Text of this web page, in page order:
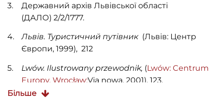
Державний архів Львівської області
(ДАЛО) 2/2/1777.
Львів. Туристичний путівник(Львів: Центр
Європи, 1999), 212
Lwów. Ilustrowany przewodnik, (Lwów: Centrum
Europy, Wrocław:Via nowa, 2001), 123.
Більше